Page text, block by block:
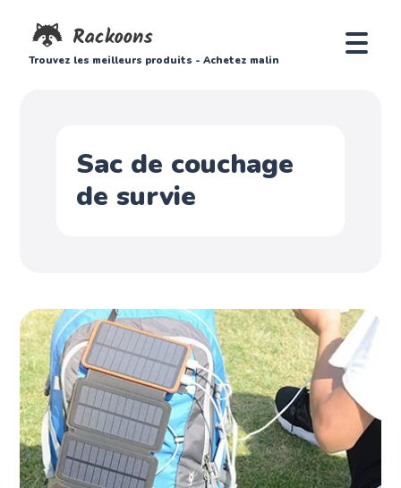
Trouvez les meilleurs produits - Achetez malin
Sac de couchage
de survie